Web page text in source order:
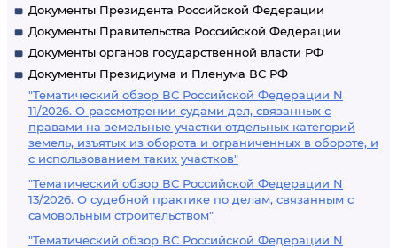
Документы Президента Российской Федерации
Документы Правительства Российской Федерации
Документы органов государственной власти РФ
Документы Президиума и Пленума ВС РФ
"Тематический обзор ВС Российской Федерации N
11/2026. О рассмотрении судами дел, связанных с
правами на земельные участки отдельных категорий
земель, изъятых из оборота и ограниченных в обороте, и
с использованием таких участков"
"Тематический обзор ВС Российской Федерации N
13/2026. О судебной практике по делам, связанным с
самовольным строительством"
"Тематический обзор ВС Российской Федерации N